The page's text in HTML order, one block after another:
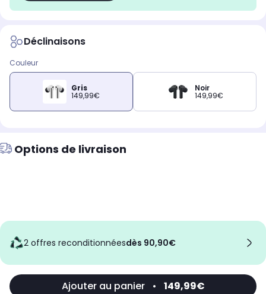
Déclinaisons
Couleur
Gris
149,99€
Noir
149,99€
Options de livraison
2 offres reconditionnées dès 90,90€
Ajouter au panier • 149,99€